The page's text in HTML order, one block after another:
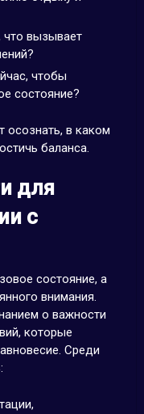
что вызывает
чтобы
состояние?
осознать, в каком
баланса.
для
с
состояние, а
внимания.
о важности
которые
Среди